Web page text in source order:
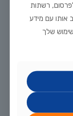
רשתות
אותו עם מידע
שלך